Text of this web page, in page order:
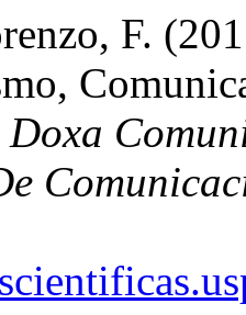
F.
Doxa